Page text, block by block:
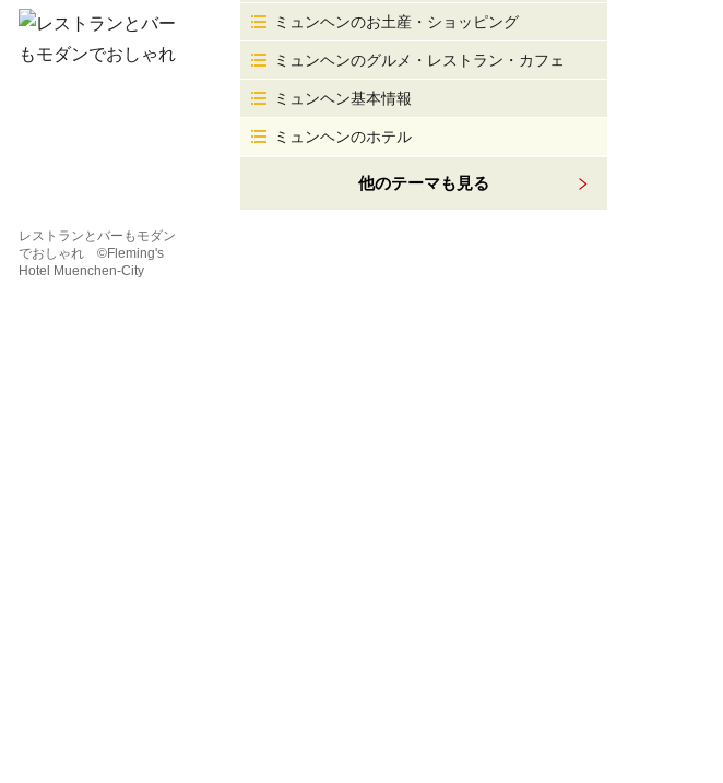
レストランとバーもモダン
でおしゃれ ©Fleming's
Hotel Muenchen-City
ミュンヘンのお土産・ショッピング
ミュンヘンのグルメ・レストラン・カフェ
ミュンヘン基本情報
ミュンヘンのホテル
他のテーマも見る